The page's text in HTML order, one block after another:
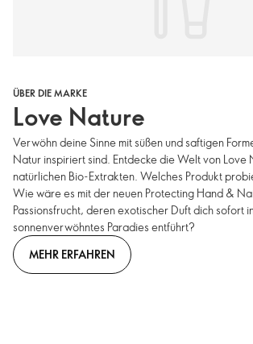
ÜBER DIE MARKE
Love Nature
Verwöhn deine Sinne mit süßen und saftigen
Natur inspiriert sind. Entdecke die Welt von Love
natürlichen Bio-Extrakten. Welches Produkt
Wie wäre es mit der neuen Protecting Hand &
Passionsfrucht, deren exotischer Duft dich sofort
sonnenverwöhntes Paradies entführt?
MEHR ERFAHREN